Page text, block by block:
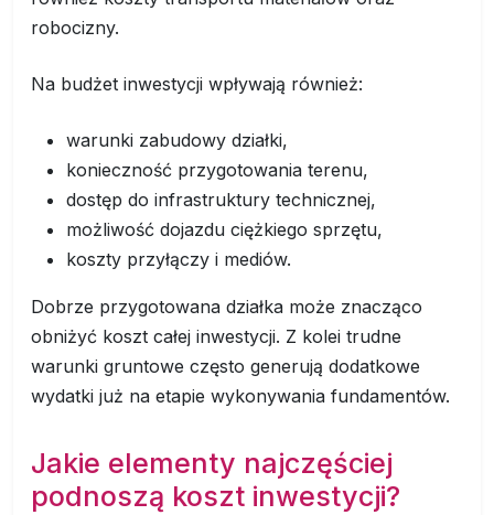
robocizny.
Na budżet inwestycji wpływają również:
warunki zabudowy działki,
konieczność przygotowania terenu,
dostęp do infrastruktury technicznej,
możliwość dojazdu ciężkiego sprzętu,
koszty przyłączy i mediów.
Dobrze przygotowana działka może znacząco
obniżyć koszt całej inwestycji. Z kolei trudne
warunki gruntowe często generują dodatkowe
wydatki już na etapie wykonywania fundamentów.
Jakie elementy najczęściej
podnoszą koszt inwestycji?